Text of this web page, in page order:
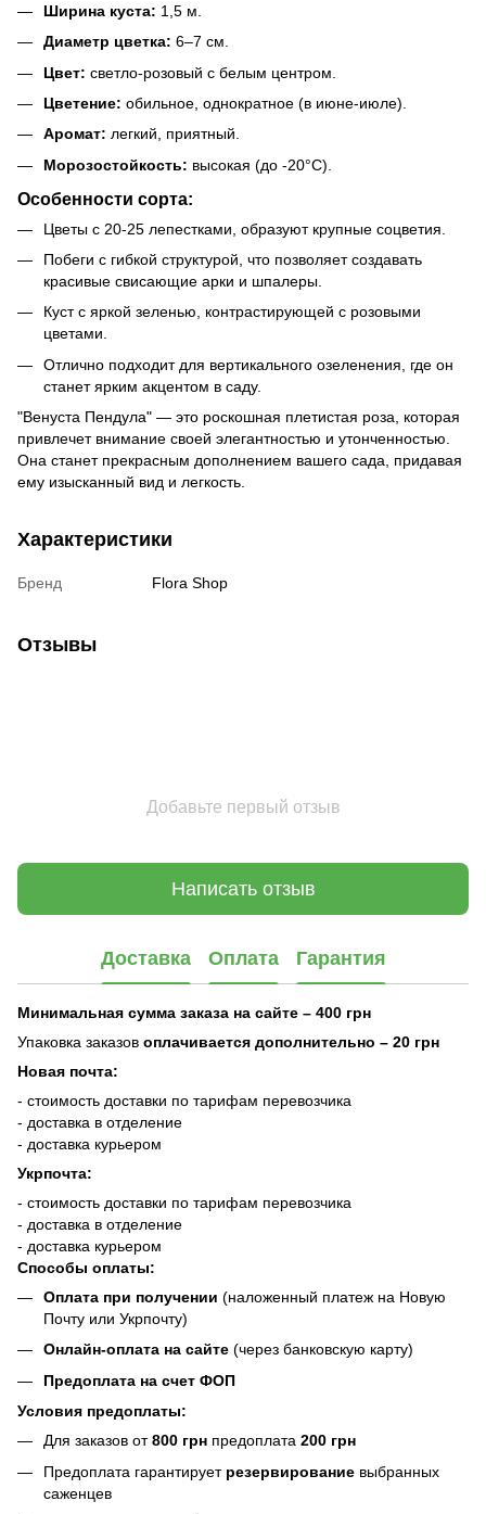
Ширина куста: 1,5 м.
Диаметр цветка: 6–7 см.
Цвет: светло-розовый с белым центром.
Цветение: обильное, однократное (в июне-июле).
Аромат: легкий, приятный.
Морозостойкость: высокая (до -20°C).
Особенности сорта:
Цветы с 20-25 лепестками, образуют крупные соцветия.
Побеги с гибкой структурой, что позволяет создавать
красивые свисающие арки и шпалеры.
Куст с яркой зеленью, контрастирующей с розовыми
цветами.
Отлично подходит для вертикального озеленения, где он
станет ярким акцентом в саду.
"Венуста Пендула" — это роскошная плетистая роза, которая
привлечет внимание своей элегантностью и утонченностью.
Она станет прекрасным дополнением вашего сада, придавая
ему изысканный вид и легкость.
Характеристики
Бренд Flora Shop
Отзывы
Добавьте первый отзыв
Написать отзыв
Доставка Оплата Гарантия
Минимальная сумма заказа на сайте – 400 грн
Упаковка заказов оплачивается дополнительно – 20 грн
Новая почта:
- стоимость доставки по тарифам перевозчика
- доставка в отделение
- доставка курьером
Укрпочта:
- стоимость доставки по тарифам перевозчика
- доставка в отделение
- доставка курьером
Способы оплаты:
Оплата при получении (наложенный платеж на Новую
Почту или Укрпочту)
Онлайн-оплата на сайте (через банковскую карту)
Предоплата на счет ФОП
Условия предоплаты:
Для заказов от800 грн предоплата 200 грн
Предоплата гарантирует резервирование выбранных
саженцев